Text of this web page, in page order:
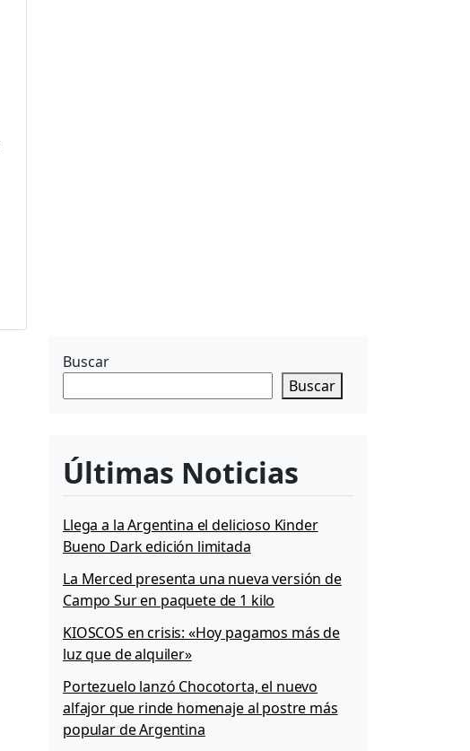
Buscar
Buscar
Últimas Noticias
Llega a la Argentina el delicioso Kinder
Bueno Dark edición limitada
La Merced presenta una nueva versión de
Campo Sur en paquete de 1 kilo
KIOSCOS en crisis: «Hoy pagamos más de
luz que de alquiler»
Portezuelo lanzó Chocotorta, el nuevo
alfajor que rinde homenaje al postre más
popular de Argentina